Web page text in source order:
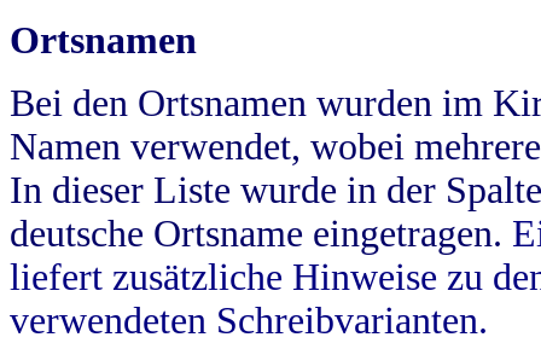
Ortsnamen
Bei den Ortsnamen wurden im
Namen verwendet, wobei
In dieser Liste wurde in der
deutsche Ortsname eingetragen.
liefert zusätzliche Hinweise zu
verwendeten Schreibvarianten.